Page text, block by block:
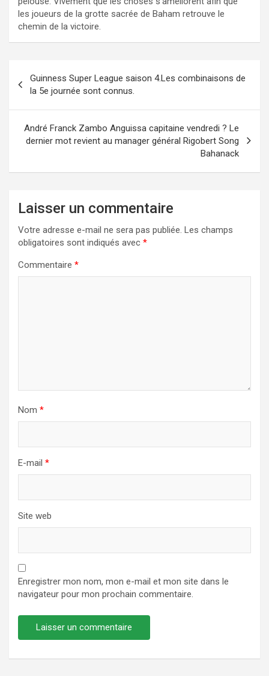
les joueurs de la grotte sacrée de Baham retrouve le
chemin de la victoire.
de
l’article
Guinness Super League saison 4.Les combinaisons de
la 5e journée sont connus.
André Franck Zambo Anguissa capitaine vendredi ? Le
dernier mot revient au manager général Rigobert Song
Bahanack
Laisser un commentaire
Votre adresse e-mail ne sera pas publiée. Les champs
obligatoires sont indiqués avec *
Commentaire *
Nom *
E-mail *
Site web
Enregistrer mon nom, mon e-mail et mon site dans le
navigateur pour mon prochain commentaire.